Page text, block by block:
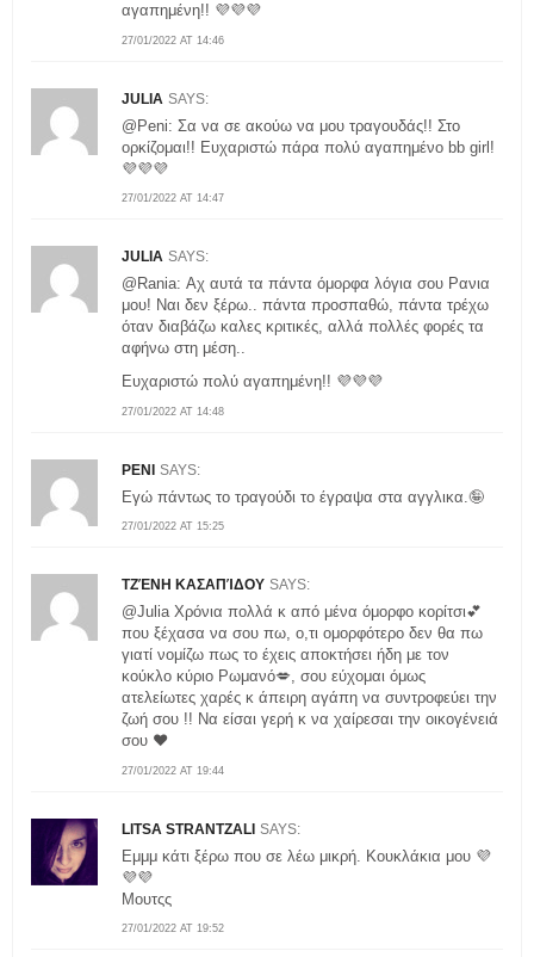
27/01/2022 AT 14:46
αγαπημένη!! 💜💜💜
JULIA SAYS:
27/01/2022 AT 14:47
@Peni: Σα να σε ακούω να μου τραγουδάς!! Στο
ορκίζομαι!! Ευχαριστώ πάρα πολύ αγαπημένο bb girl!
💜💜💜
JULIA SAYS:
27/01/2022 AT 14:48
@Rania: Αχ αυτά τα πάντα όμορφα λόγια σου Ρανια
μου! Ναι δεν ξέρω.. πάντα προσπαθώ, πάντα τρέχω
όταν διαβάζω καλες κριτικές, αλλά πολλές φορές τα
αφήνω στη μέση..
Ευχαριστώ πολύ αγαπημένη!! 💜💜💜
PENI SAYS:
27/01/2022 AT 15:25
Εγώ πάντως το τραγούδι το έγραψα στα αγγλικα.🤪
ΤΖΈΝΗ ΚΑΣΑΠΊΔΟΥ SAYS:
27/01/2022 AT 19:44
@Julia Χρόνια πολλά κ από μένα όμορφο κορίτσι💕
που ξέχασα να σου πω, ο,τι ομορφότερο δεν θα πω
γιατί νομίζω πως το έχεις αποκτήσει ήδη με τον
κούκλο κύριο Ρωμανό💋, σου εύχομαι όμως
ατελείωτες χαρές κ άπειρη αγάπη να συντροφεύει την
ζωή σου !! Να είσαι γερή κ να χαίρεσαι την οικογένειά
σου ❤
LITSA STRANTZALI SAYS:
27/01/2022 AT 19:52
Εμμμ κάτι ξέρω που σε λέω μικρή. Κουκλάκια μου 💜
💜💜
Μουτςς